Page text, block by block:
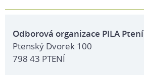
Odborová organizace PILA Ptení
Ptenský Dvorek 100
798 43 PTENÍ